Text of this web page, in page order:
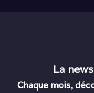
La
Chaque mois,